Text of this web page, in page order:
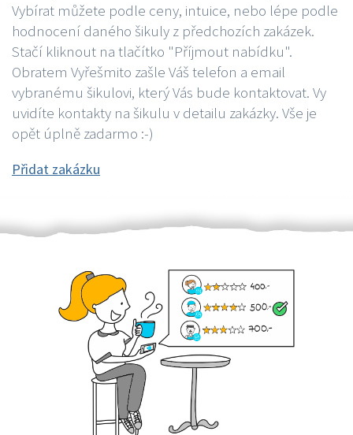
Vybírat můžete podle ceny, intuice, nebo lépe podle
hodnocení daného šikuly z předchozích zakázek.
Stačí kliknout na tlačítko "Příjmout nabídku".
Obratem Vyřešmito zašle Váš telefon a email
vybranému šikulovi, který Vás bude kontaktovat. Vy
uvidíte kontakty na šikulu v detailu zakázky. Vše je
opět úplně zadarmo :-)
Přidat zakázku